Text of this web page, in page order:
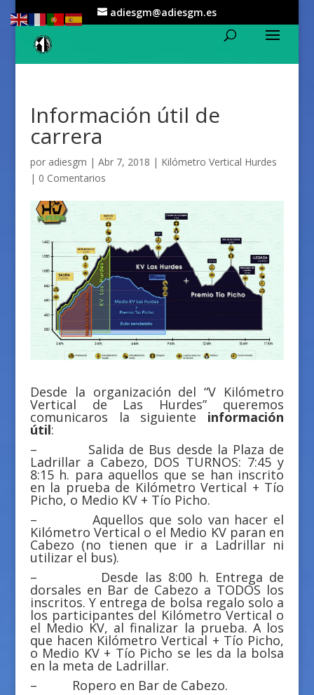
adiesgm@adiesgm.es
Información útil de
carrera
por adiesgm | Abr 7, 2018 | Kilómetro Vertical Hurdes
| 0 Comentarios
Desde la organización del “V Kilómetro
Vertical de Las Hurdes” queremos
comunicaros la siguiente información
útil:
– Salida de Bus desde la Plaza de
Ladrillar a Cabezo, DOS TURNOS: 7:45 y
8:15 h. para aquellos que se han inscrito
en la prueba de Kilómetro Vertical + Tío
Picho, o Medio KV + Tío Picho.
– Aquellos que solo van hacer el
Kilómetro Vertical o el Medio KV paran en
Cabezo (no tienen que ir a Ladrillar ni
utilizar el bus).
– Desde las 8:00 h. Entrega de
dorsales en Bar de Cabezo a TODOS los
inscritos. Y entrega de bolsa regalo solo a
los participantes del Kilómetro Vertical o
el Medio KV, al finalizar la prueba. A los
que hacen Kilómetro Vertical + Tío Picho,
o Medio KV + Tío Picho se les da la bolsa
en la meta de Ladrillar.
– Ropero en Bar de Cabezo.